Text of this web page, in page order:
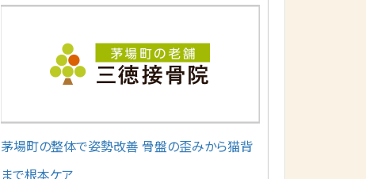
茅場町の整体で姿勢改善 骨盤の歪みから猫背
まで根本ケア